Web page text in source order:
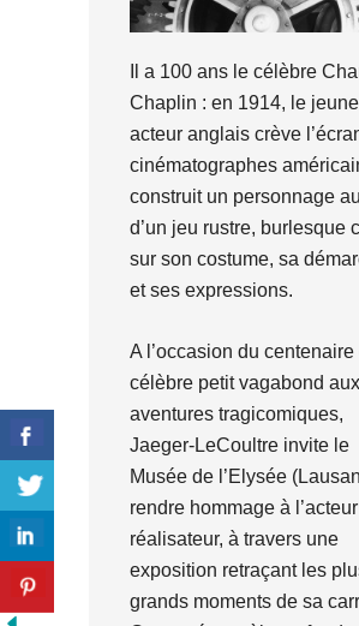
Il a 100 ans le célèbre
Chaplin : en 1914, le jeune
acteur anglais crève
cinématographes
construit un personnage
d’un jeu rustre, burlesque
sur son costume, sa
et ses expressions.
A l’occasion du centenaire
célèbre petit vagabond aux
aventures tragicomiques,
Jaeger-LeCoultre invite le
Musée de l’Elysée
rendre hommage à
réalisateur, à travers une
exposition retraçant les
grands moments de sa